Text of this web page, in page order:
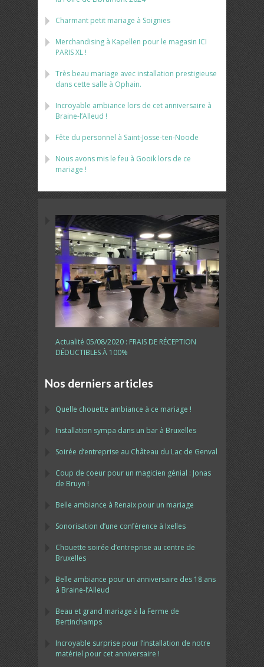
Charmant petit mariage à Soignies
Merchandising à Kapellen pour le magasin ICI
PARIS XL !
Très beau mariage avec installation prestigieuse
dans cette salle à Ophain.
Incroyable ambiance lors de cet anniversaire à
Braine-l’Alleud !
Fête du personnel à Saint-Josse-ten-Noode
Nous avons mis le feu à Gooik lors de ce
mariage !
Actualité 05/08/2020 : FRAIS DE RÉCEPTION
DÉDUCTIBLES À 100%
Nos derniers articles
Quelle chouette ambiance à ce mariage !
Installation sympa dans un bar à Bruxelles
Soirée d’entreprise au Château du Lac de Genval
Coup de coeur pour un magicien génial : Jonas
de Bruyn !
Belle ambiance à Renaix pour un mariage
Sonorisation d’une conférence à Ixelles
Chouette soirée d’entreprise au centre de
Bruxelles
Belle ambiance pour un anniversaire des 18 ans
à Braine-l’Alleud
Beau et grand mariage à la Ferme de
Bertinchamps
Incroyable surprise pour l’installation de notre
matériel pour cet anniversaire !